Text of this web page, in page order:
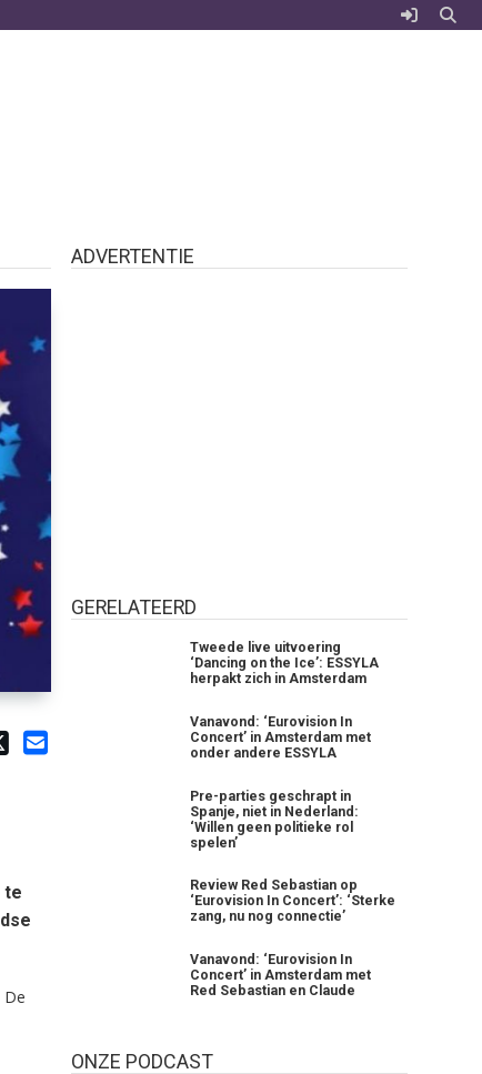
te
De
ADVERTENTIE
GERELATEERD
Tweede live uitvoering
‘Dancing on the Ice’: ESSYLA
herpakt zich in Amsterdam
Vanavond: ‘Eurovision In
Concert’ in Amsterdam met
onder andere ESSYLA
Pre-parties geschrapt in
Spanje, niet in Nederland:
‘Willen geen politieke rol
spelen’
Review Red Sebastian op
‘Eurovision In Concert’: ‘Sterke
zang, nu nog connectie’
Vanavond: ‘Eurovision In
Concert’ in Amsterdam met
Red Sebastian en Claude
ONZE PODCAST